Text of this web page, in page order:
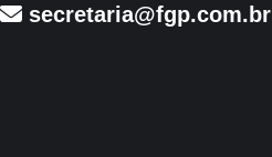
secretaria@fgp.com.br